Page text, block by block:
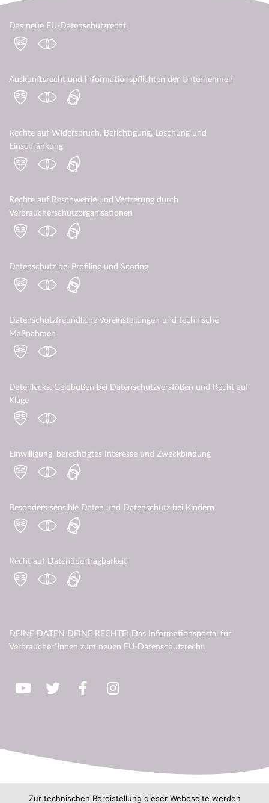
Das neue EU-Datenschutzrecht
Auskunftsrecht und Informationspflichten der Unternehmen
Rechte auf Widerspruch, Berichtigung, Löschung und
Einschränkung
Rechte auf Beschwerde und Vertretung durch
Verbraucherschutzorganisationen
Datenschutz bei Profiling und Scoring
Datenschutzfreundliche Voreinstellungen und technische
Maßnahmen
Datenlecks, Geldbußen bei Datenschutzverstößen und Recht auf
Klage
Einwilligung, berechtigtes Interesse und Zweckbindung
Besonders sensible Daten und Datenschutz bei Kindern
Recht auf Datenübertragbarkeit
DEINE DATEN DEINE RECHTE: Das Informationsportal für
Verbraucher*innen zum neuen EU-Datenschutzrecht.
Zur technischen Bereistellung dieser Webeseite werden